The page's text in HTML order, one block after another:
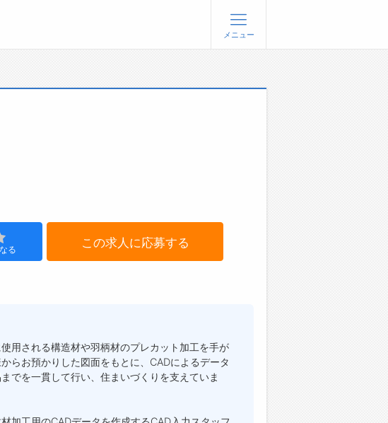
メニュー
る この求人に応募する
用される構造材や羽柄材のプレカット加工を手が
らお預かりした図面をもとに、CADによるデータ
でを一貫して行い、住まいづくりを支えていま